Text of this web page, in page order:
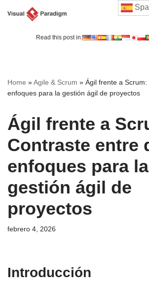
Read this post in:
Home »Agile & Scrum » Ágil frente a
enfoques para la gestión ágil de proyectos
Ágil frente a
Contraste entre
enfoques para la
gestión ágil de
proyectos
febrero 4, 2026
Introducción